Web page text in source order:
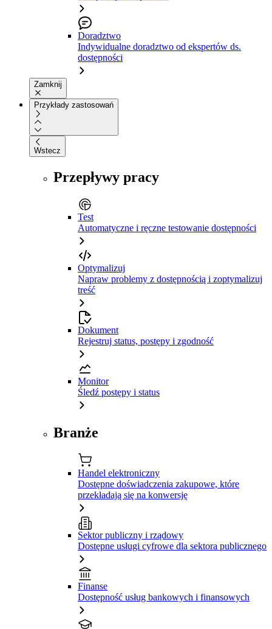
Doradztwo
Indywidualne doradztwo od ekspertów ds.
dostępności
Zamknij
Przykłady zastosowań
Wstecz
Przepływy pracy
Test
Automatyczne i ręczne testowanie dostępności
Optymalizuj
Napraw problemy z dostępnością i zoptymalizuj
treść
Dokument
Rejestruj status, postępy i zgodność
Monitor
Śledź postępy i status
Branże
Handel elektroniczny
Dostępne doświadczenia zakupowe, które
przekładają się na konwersję
Sektor publiczny i rządowy
Dostępne usługi cyfrowe dla sektora publicznego
Finanse
Dostępność usług bankowych i finansowych